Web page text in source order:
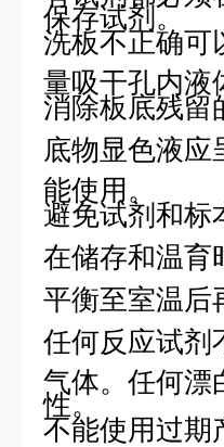
保存试剂。
洗板不正确可
量吸干孔内液
消除板底残留
底物显色液应
能使用。
避免试剂和标
在储存和温育
平衡至室温后
任何反应试剂
气体。任何漂
性。
不能使用过期